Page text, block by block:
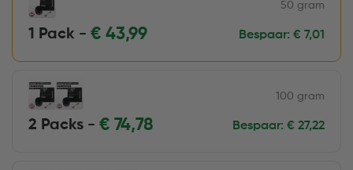
50 gram
1 Pack - € 43,99 Bespaar: € 7,01
100 gram
2 Packs - € 74,78 Bespaar: € 27,22